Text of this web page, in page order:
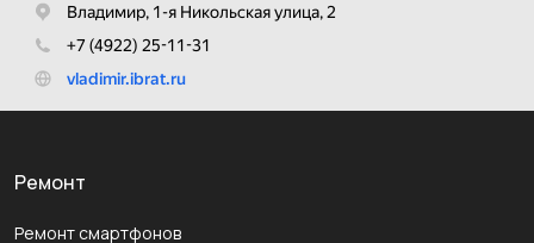
Ремонт
Ремонт смартфонов